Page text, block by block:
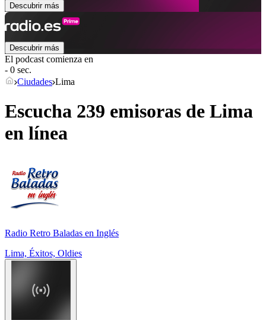
Descubrir más
Descubrir más
El podcast comienza en
- 0 sec.
Ciudades Lima
Escucha 239 emisoras de Lima
en línea
Radio Retro Baladas en Inglés
Lima, Éxitos, Oldies